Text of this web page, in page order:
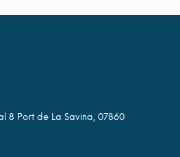
8 Port de La Savina, 07860